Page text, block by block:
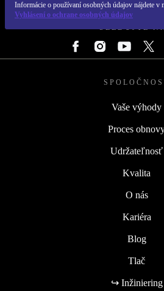
Informácie o používaní osobných údajov nájdete v
Vyhlásení o ochrane osobných údajov
SLEDUJTE
Vaše výhody
Proces
Udržateľnosť
Kvalita
O nás
Kariéra
Blog
Tlač
↪ Inžiniering